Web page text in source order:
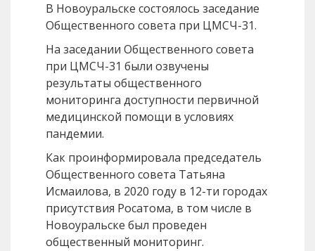
В Новоуральске состоялось заседание
Общественного совета при ЦМСЧ-31.
На заседании Общественного совета
при ЦМСЧ-31 были озвучены
результаты общественного
мониторинга доступности первичной
медицинской помощи в условиях
пандемии.
Как проинформировала председатель
Общественного совета Татьяна
Исмаилова, в 2020 году в 12-ти городах
присутствия Росатома, в том числе в
Новоуральске был проведен
общественный мониторинг.